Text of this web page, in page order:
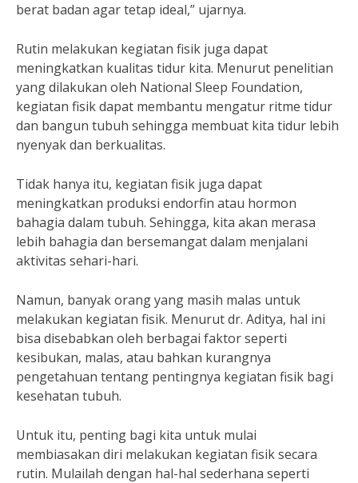
berat badan agar tetap ideal,” ujarnya.
Rutin melakukan kegiatan fisik juga dapat
meningkatkan kualitas tidur kita. Menurut penelitian
yang dilakukan oleh National Sleep Foundation,
kegiatan fisik dapat membantu mengatur ritme tidur
dan bangun tubuh sehingga membuat kita tidur lebih
nyenyak dan berkualitas.
Tidak hanya itu, kegiatan fisik juga dapat
meningkatkan produksi endorfin atau hormon
bahagia dalam tubuh. Sehingga, kita akan merasa
lebih bahagia dan bersemangat dalam menjalani
aktivitas sehari-hari.
Namun, banyak orang yang masih malas untuk
melakukan kegiatan fisik. Menurut dr. Aditya, hal ini
bisa disebabkan oleh berbagai faktor seperti
kesibukan, malas, atau bahkan kurangnya
pengetahuan tentang pentingnya kegiatan fisik bagi
kesehatan tubuh.
Untuk itu, penting bagi kita untuk mulai
membiasakan diri melakukan kegiatan fisik secara
rutin. Mulailah dengan hal-hal sederhana seperti